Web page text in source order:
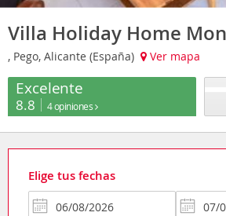
Villa Holiday Home
, Pego, Alicante (España) Ver mapa
Excelente
8.8 4 opiniones
Elige tus fechas